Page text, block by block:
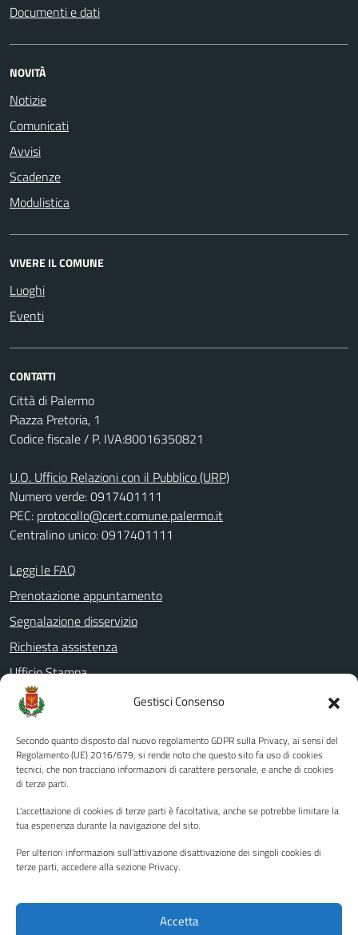
Gestisci Consenso
Secondo quanto disposto dal nuovo regolamento GDPR sulla Privacy, ai sensi del
Regolamento (UE) 2016/679, si rende noto che questo sito fa uso di cookies
tecnici, che non tracciano informazioni di carattere personale, e anche di cookies
di terze parti.
L'accettazione di cookies di terze parti è facoltativa, anche se potrebbe limitare la
tua esperienza durante la navigazione del sito.
Per ulteriori informazioni sull'attivazione disattivazione dei singoli cookies di
terze parti, accedere alla sezione Privacy.
Accetta
Documenti e dati
NOVITÀ
Notizie
Comunicati
Avvisi
Scadenze
Modulistica
VIVERE IL COMUNE
Luoghi
Eventi
CONTATTI
Città di Palermo
Piazza Pretoria, 1
Codice fiscale / P. IVA:80016350821
U.O. Ufficio Relazioni con il Pubblico (URP)
Numero verde: 0917401111
PEC: protocollo@cert.comune.palermo.it
Centralino unico: 0917401111
Leggi le FAQ
Prenotazione appuntamento
Segnalazione disservizio
Richiesta assistenza
Ufficio Stampa
Amministrazione Trasparente
Albo pretorio
Informativa privacy
Note legali
Piano di miglioramento del sito
Instagram